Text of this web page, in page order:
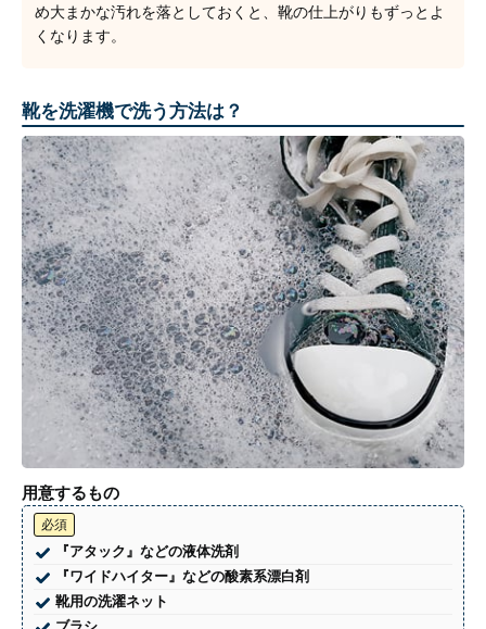
め大まかな汚れを落としておくと、靴の仕上がりもずっとよ
くなります。
靴を洗濯機で洗う方法は？
用意するもの
必須
『アタック』などの液体洗剤
『ワイドハイター』などの酸素系漂白剤
靴用の洗濯ネット